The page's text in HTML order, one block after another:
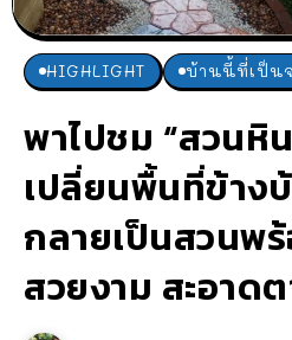
HIGHLIGHT บ้านนี้ที่เป็น
พาไปชม “สวนหิ
เปลี่ยนพื้นที่ข้าง
กลายเป็นสวนพ
สวยงาม สะอาด